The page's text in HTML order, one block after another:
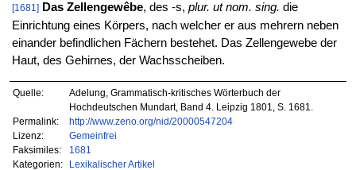
[1681] Das Zellengewêbe, des -s, plur. ut nom. sing. die
Einrichtung eines Körpers, nach welcher er aus mehrern neben
einander befindlichen Fächern bestehet. Das Zellengewebe der
Haut, des Gehirnes, der Wachsscheiben.
Quelle:
Adelung, Grammatisch-kritisches Wörterbuch der
Hochdeutschen Mundart, Band 4. Leipzig 1801, S. 1681.
Permalink:
http://www.zeno.org/nid/20000547204
Lizenz:
Gemeinfrei
Faksimiles:
1681
Kategorien:
Lexikalischer Artikel